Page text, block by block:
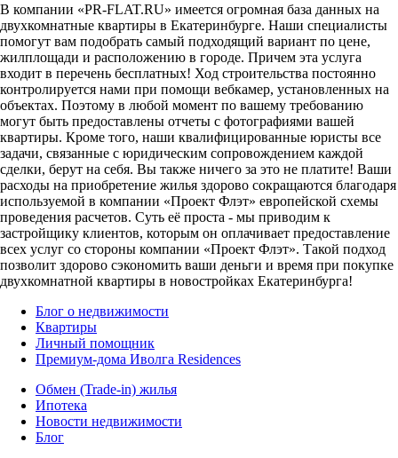
В компании «PR-FLAT.RU» имеется огромная база данных на
двухкомнатные квартиры в Екатеринбурге. Наши специалисты
помогут вам подобрать самый подходящий вариант по цене,
жилплощади и расположению в городе. Причем эта услуга
входит в перечень бесплатных! Ход строительства постоянно
контролируется нами при помощи вебкамер, установленных на
объектах. Поэтому в любой момент по вашему требованию
могут быть предоставлены отчеты с фотографиями вашей
квартиры. Кроме того, наши квалифицированные юристы все
задачи, связанные с юридическим сопровождением каждой
сделки, берут на себя. Вы также ничего за это не платите! Ваши
расходы на приобретение жилья здорово сокращаются благодаря
используемой в компании «Проект Флэт» европейской схемы
проведения расчетов. Суть её проста - мы приводим к
застройщику клиентов, которым он оплачивает предоставление
всех услуг со стороны компании «Проект Флэт». Такой подход
позволит здорово сэкономить ваши деньги и время при покупке
двухкомнатной квартиры в новостройках Екатеринбурга!
Блог о недвижимости
Квартиры
Личный помощник
Премиум-дома Иволга Residences
Обмен (Trade-in) жилья
Ипотека
Новости недвижимости
Блог